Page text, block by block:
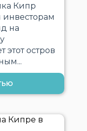
Кипр
инвесторам
на
этот остров